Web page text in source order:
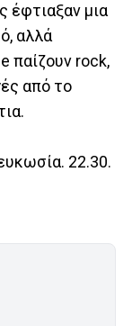
έφτιαξαν μια
αλλά
παίζουν rock,
από το
22.30.